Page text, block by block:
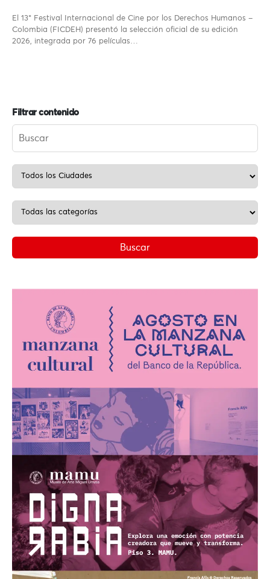
El 13° Festival Internacional de Cine por los Derechos Humanos –
Colombia (FICDEH) presentó la selección oficial de su edición
2026, integrada por 76 películas…
Filtrar contenido